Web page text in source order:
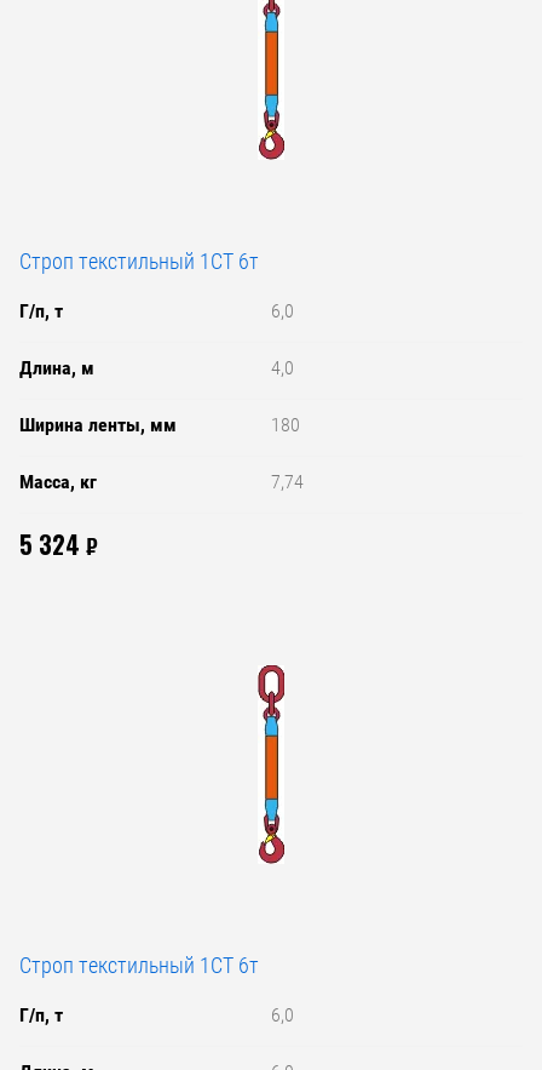
Строп текстильный 1СТ 6т
Г/п, т 6,0
Длина, м 4,0
Ширина ленты, мм 180
Масса, кг 7,74
5 324 ₽
Строп текстильный 1СТ 6т
Г/п, т 6,0